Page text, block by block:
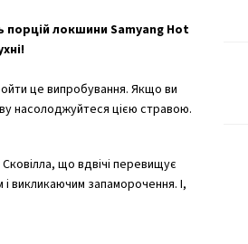
порцій локшини Samyang Hot
це випробування. Якщо ви
насолоджуйтеся цією стравою.
що вдвічі перевищує
викликаючим запаморочення. І,